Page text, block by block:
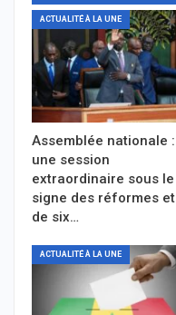
ACTUALITÉ À LA UNE
Assemblée nationale :
une session
extraordinaire sous le
signe des réformes et
de six…
ACTUALITÉ À LA UNE